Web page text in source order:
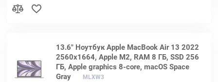
13.6" Ноутбук Apple MacBook Air 13 2022
2560x1664, Apple M2, RAM 8 ГБ, SSD 256
ГБ, Apple graphics 8-core, macOS Space
Gray
MLXW3